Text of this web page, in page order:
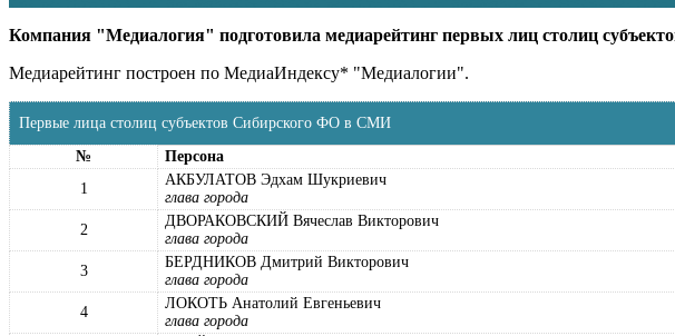
Компания "Медиалогия" подготовила медиарейтинг первых лиц столиц
Медиарейтинг построен по МедиаИндексу* "Медиалогии".
Первые лица столиц субъектов Сибирского ФО в СМИ
№
Персона
1
АКБУЛАТОВ Эдхам Шукриевич
глава города
2
ДВОРАКОВСКИЙ Вячеслав Викторович
глава города
3
БЕРДНИКОВ Дмитрий Викторович
глава города
4
ЛОКОТЬ Анатолий Евгеньевич
глава города